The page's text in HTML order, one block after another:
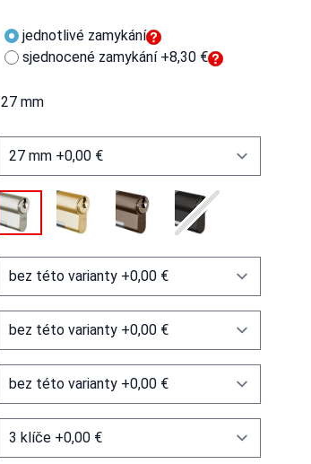
jednotlivé zamykání
sjednocené zamykání +8,30 €
27 mm